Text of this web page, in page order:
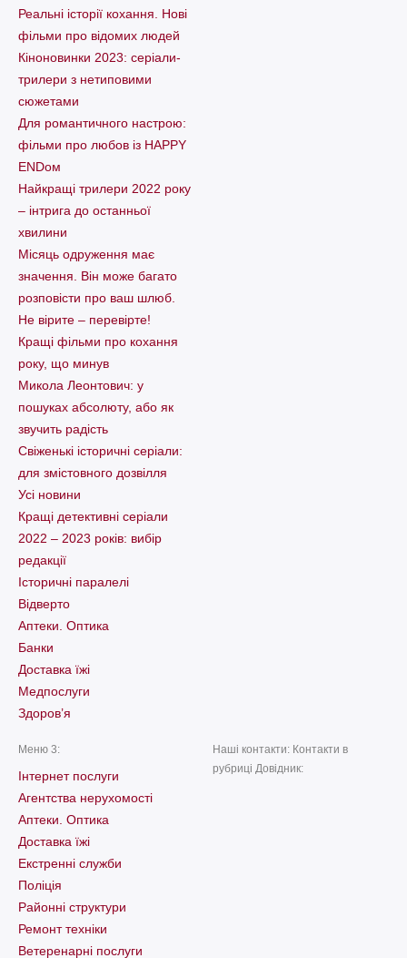
Реальні історії кохання. Нові
фільми про відомих людей
Кіноновинки 2023: серіали-
трилери з нетиповими
сюжетами
Для романтичного настрою:
фільми про любов із HAPPY
ENDом
Найкращі трилери 2022 року
– інтрига до останньої
хвилини
Місяць одруження має
значення. Він може багато
розповісти про ваш шлюб.
Не вірите – перевірте!
Кращі фільми про кохання
року, що минув
Микола Леонтович: у
пошуках абсолюту, або як
звучить радість
Свіженькі історичні серіали:
для змістовного дозвілля
Усі новини
Кращі детективні серіали
2022 – 2023 років: вибір
редакції
Історичні паралелі
Відверто
Аптеки. Оптика
Банки
Доставка їжі
Медпослуги
Здоров’я
Меню 3:
Інтернет послуги
Агентства нерухомості
Аптеки. Оптика
Доставка їжі
Екстренні служби
Поліція
Районні структури
Ремонт техніки
Ветеренарні послуги
Наші контакти: Контакти в
рубриці Довідник: